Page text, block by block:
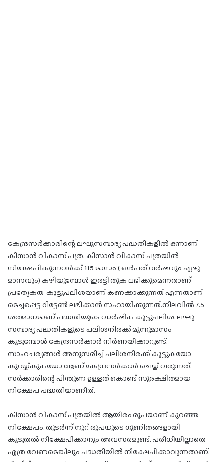
കേന്ദ്രസര്‍ക്കാരിന്റെ ലഘുസമ്പാദ്യ പദ്ധതികളില്‍ ഒന്നാണ്
കിസാന്‍ വികാസ് പത്ര. കിസാന്‍ വികാസ് പത്രയില്‍
നിക്ഷേപിക്കുന്നവര്‍ക്ക് 115 മാസം ( ഒന്‍പത് വര്‍ഷവും ഏഴു
മാസവും) കഴിയുമ്പോള്‍ ഇരട്ടി തുക ലഭിക്കുമെന്നതാണ്
പ്രത്യേകത. കൂട്ടുപലിശയാണ് കണക്കാക്കുന്നത് എന്നതാണ്
മെച്ചപ്പെട്ട റിട്ടേണ്‍ ലഭിക്കാന്‍ സഹായിക്കുന്നത്.നിലവില്‍ 7.5
ശതമാനമാണ് പദ്ധതിയുടെ വാര്‍ഷിക കൂട്ടുപലിശ. ലഘു
സമ്പാദ്യ പദ്ധതികളുടെ പലിശനിരക്ക് മൂന്നുമാസം
കൂടുമ്പോള്‍ കേന്ദ്രസര്‍ക്കാര്‍ നിര്‍ണയിക്കാറുണ്ട്.
സാഹചര്യങ്ങള്‍ അനുസരിച്ച് പലിശനിരക്ക് കൂട്ടുകയോ
കുറയ്ക്കുകയോ ആണ് കേന്ദ്രസര്‍ക്കാര്‍ ചെയ്ത് വരുന്നത്.
സര്‍ക്കാരിന്റെ പിന്തുണ ഉള്ളത് കൊണ്ട് സുരക്ഷിതമായ
നിക്ഷേപ പദ്ധതിയാണിത്.
കിസാന്‍ വികാസ് പത്രയില്‍ ആയിരം രൂപയാണ് കുറഞ്ഞ
നിക്ഷേപം. തുടര്‍ന്ന് നൂറ് രൂപയുടെ ഗുണിതങ്ങളായി
കൂടുതല്‍ നിക്ഷേപിക്കാനും അവസരമുണ്ട്. പരിധിയില്ലാതെ
എത്ര വേണമെങ്കിലും പദ്ധതിയില്‍ നിക്ഷേപിക്കാവുന്നതാണ്.